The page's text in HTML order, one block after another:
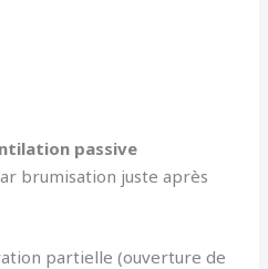
passive
brumisation juste après
partielle (ouverture de